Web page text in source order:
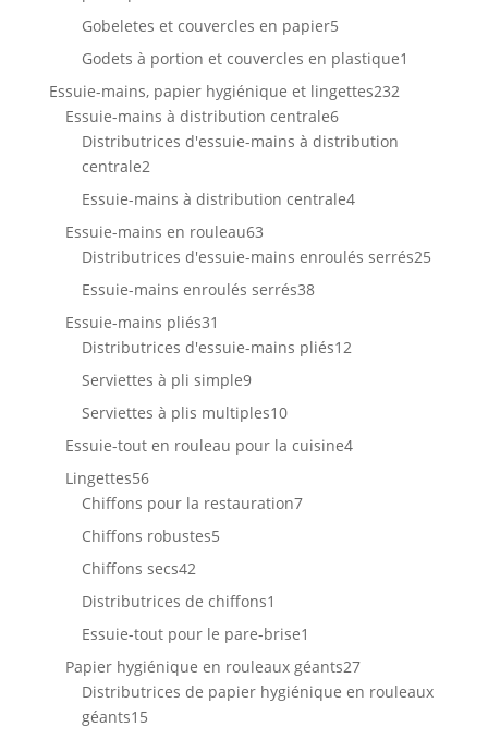
produits
Gobeletes et couvercles en papier55
produits
Godets à portion et couvercles en plastique1
Essuie-mains, papier hygiénique et lingettes232232
Essuie-mains à distribution centrale66
produits
Distributrices d'essuie-mains à distribution
centrale22
produits
Essuie-mains à distribution centrale44
Essuie-mains en rouleau6363
produits
Distributrices d'essuie-mains enroulés serrés2525
Essuie-mains enroulés serrés3838
Essuie-mains pliés31
produits
Distributrices d'essuie-mains pliés1212
Serviettes à pli simple99
produits
Serviettes à plis multiples1010
produits
Essuie-tout en rouleau pour la cuisine44
Lingettes5656
produits
Chiffons pour la restauration77
Chiffons robustes55
Chiffons secs4242
produits
Distributrices de chiffons1
produit
Essuie-tout pour le pare-brise1
produit
Papier hygiénique en rouleaux géants2727
produits
Distributrices de papier hygiénique en rouleaux
géants1515